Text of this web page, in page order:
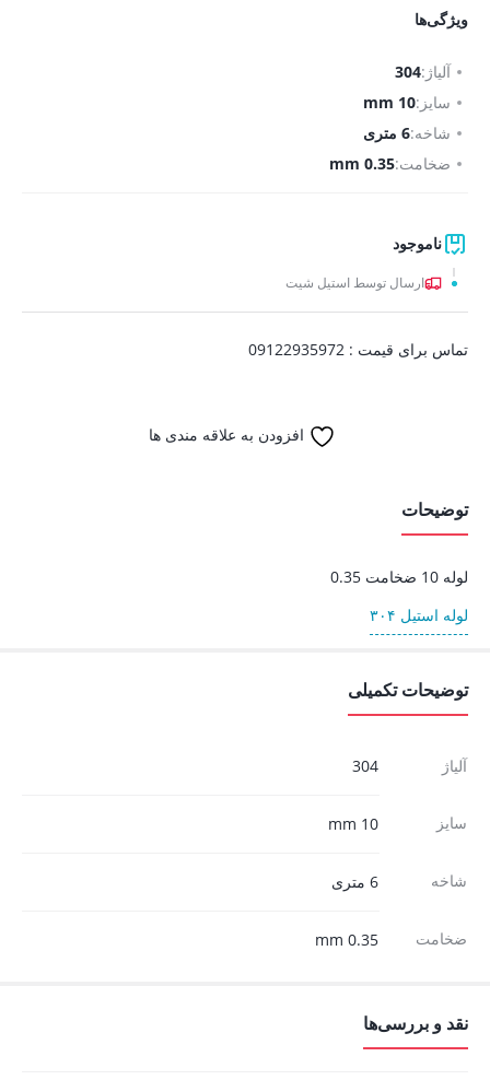
ویژگی‌ها
آلیاژ:304
سایز:10 mm
شاخه:6 متری
ضخامت:0.35 mm
ناموجود
ارسال توسط استیل شیت
تماس برای قیمت : 09122935972
افزودن به علاقه مندی ها
توضیحات
لوله 10 ضخامت 0.35
لوله استیل ۳۰۴
توضیحات تکمیلی
آلیاژ 304
سایز 10 mm
شاخه 6 متری
ضخامت 0.35 mm
نقد و بررسی‌ها